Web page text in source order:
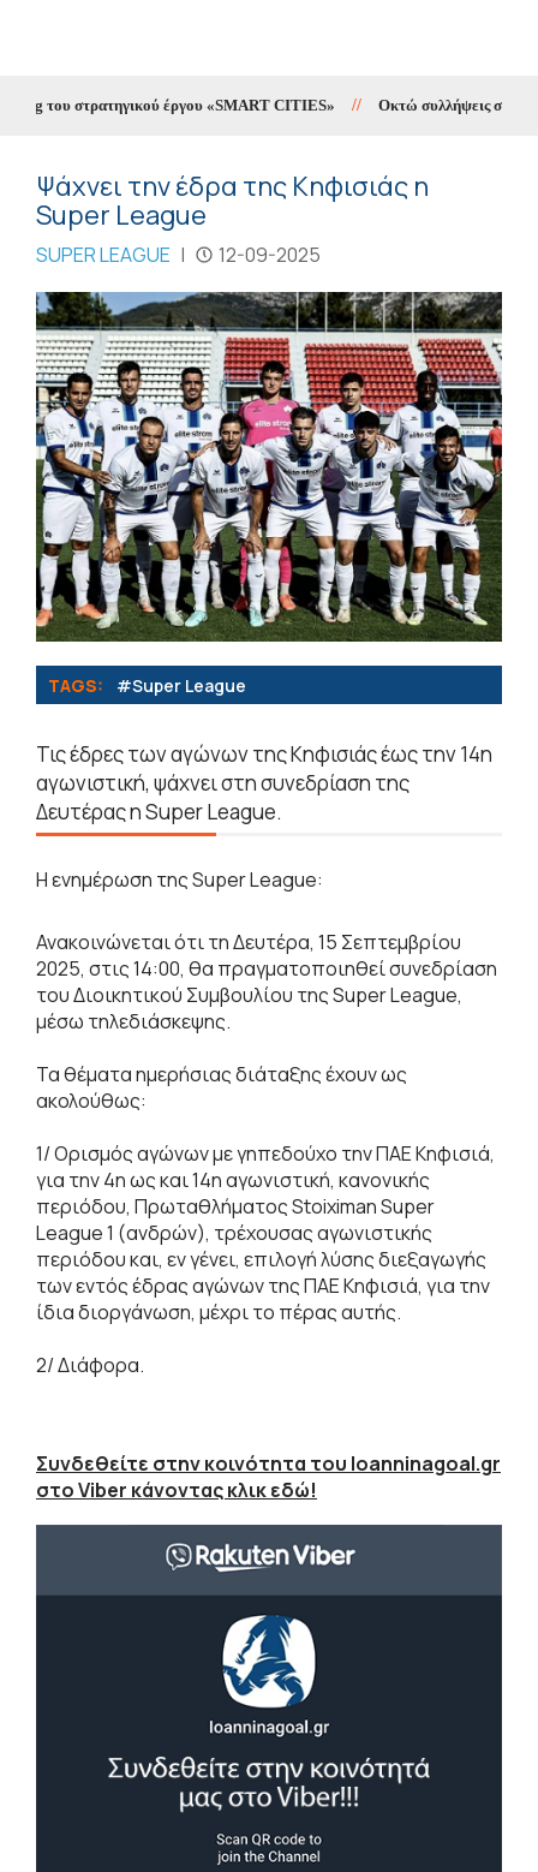
του στρατηγικού έργου «SMART CITIES» // Οκτώ συλλήψεις σε δέκα
Ψάχνει την έδρα της Κηφισιάς η
Super League
SUPER LEAGUE | 12-09-2025
TAGS: #Super League
Τις έδρες των αγώνων της Κηφισιάς έως την 14η
αγωνιστική, ψάχνει στη συνεδρίαση της
Δευτέρας η Super League.
Η ενημέρωση της Super League:
Ανακοινώνεται ότι τη Δευτέρα, 15 Σεπτεμβρίου
2025, στις 14:00, θα πραγματοποιηθεί συνεδρίαση
του Διοικητικού Συμβουλίου της Super League,
μέσω τηλεδιάσκεψης.
Τα θέματα ημερήσιας διάταξης έχουν ως
ακολούθως:
1/ Ορισμός αγώνων με γηπεδούχο την ΠΑΕ Κηφισιά,
για την 4η ως και 14η αγωνιστική, κανονικής
περιόδου, Πρωταθλήματος Stoiximan Super
League 1 (ανδρών), τρέχουσας αγωνιστικής
περιόδου και, εν γένει, επιλογή λύσης διεξαγωγής
των εντός έδρας αγώνων της ΠΑΕ Κηφισιά, για την
ίδια διοργάνωση, μέχρι το πέρας αυτής.
2/ Διάφορα.
Συνδεθείτε στην κοινότητα του Ioanninagoal.gr
στο Viber κάνοντας κλικ εδώ!